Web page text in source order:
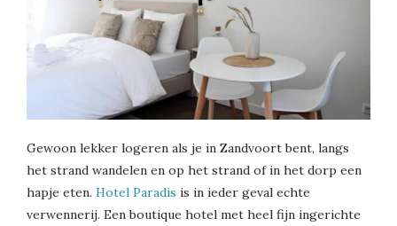
Gewoon lekker logeren als je in Zandvoort bent, langs
het strand wandelen en op het strand of in het dorp een
hapje eten. Hotel Paradis is in ieder geval echte
verwennerij. Een boutique hotel met heel fijn ingerichte